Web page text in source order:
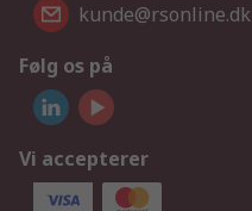
kunde@rsonline.dk
Følg os på
Vi accepterer